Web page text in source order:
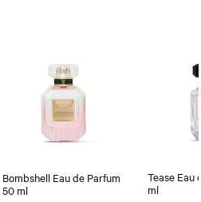
Bombshell Eau de Parfum
50 ml
Tease Eau
ml